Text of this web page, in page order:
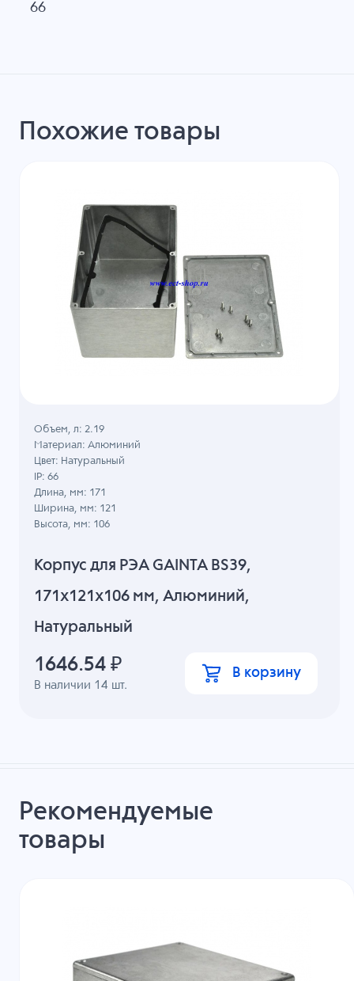
66
Похожие товары
Корпус для РЭА GAINTA BS39,
171x121x106 мм, Алюминий,
Натуральный
В наличии 14 шт.
Объем, л: 2.19
Материал: Алюминий
Цвет: Натуральный
IP: 66
Длина, мм: 171
Ширина, мм: 121
Высота, мм: 106
1646.54 ₽ В корзину
Рекомендуемые
товары